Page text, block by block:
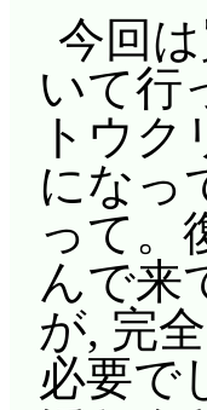
今回
いて行
トウ
になっ
って。
んで来
が, 完
必要で